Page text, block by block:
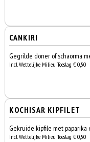
CANKIRI
Gegrilde doner of schaorma
Incl. Wettelijke Milieu Toeslag € 0,50
KOCHISAR KIPFILET
Gekruide kipfile met paparika
Incl. Wettelijke Milieu Toeslag € 0,50